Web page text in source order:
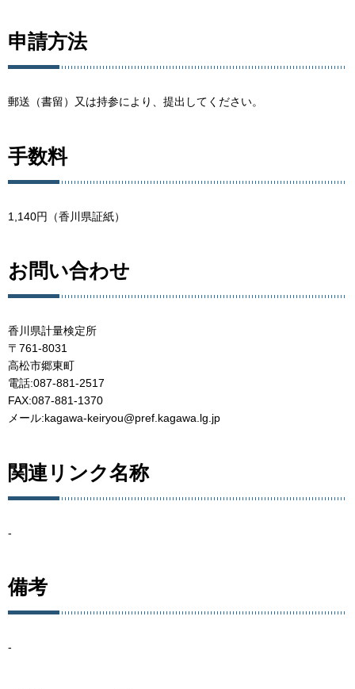
申請方法
郵送（書留）又は持参により、提出してください。
手数料
1,140円（香川県証紙）
お問い合わせ
香川県計量検定所
〒761-8031
高松市郷東町
電話:087-881-2517
FAX:087-881-1370
メール:kagawa-keiryou@pref.kagawa.lg.jp
関連リンク名称
-
備考
-